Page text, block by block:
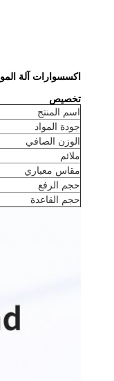
اكسسوارات آلة
تخصيص
اسم المنتج
جودة المواد
الوزن الصافي
ملائم
مقاس معياري
حجم الرفع
حجم القاعدة